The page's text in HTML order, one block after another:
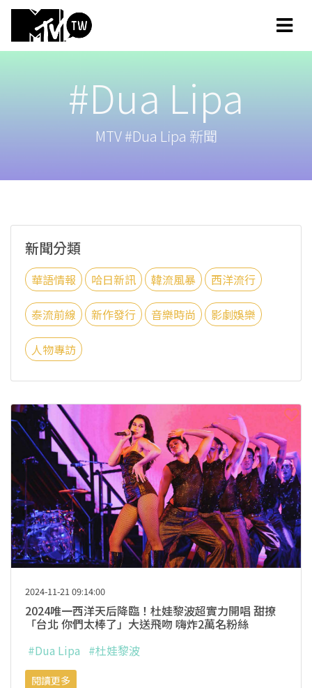
#Dua Lipa
MTV #Dua Lipa 新聞
新聞分類
華語情報 哈日新訊 韓流風暴 西洋流行
泰流前線 新作發行 音樂時尚 影劇娛樂
人物專訪
2024-11-21 09:14:00
2024唯一西洋天后降臨！杜娃黎波超實力開唱 甜撩
「台北 你們太棒了」大送飛吻 嗨炸2萬名粉絲
#Dua Lipa #杜娃黎波
閱讀更多